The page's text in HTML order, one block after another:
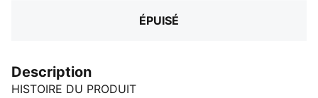
ÉPUISÉ
Description
HISTOIRE DU PRODUIT